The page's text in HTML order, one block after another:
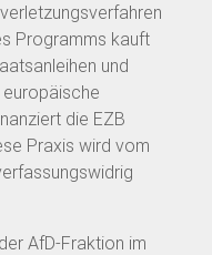
Programms kauft
und
die EZB
Praxis wird vom
AfD-Fraktion im